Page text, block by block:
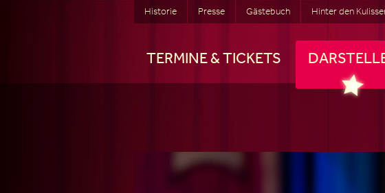
Historie Presse Gästebuch Hinter den
TERMINE & TICKETS